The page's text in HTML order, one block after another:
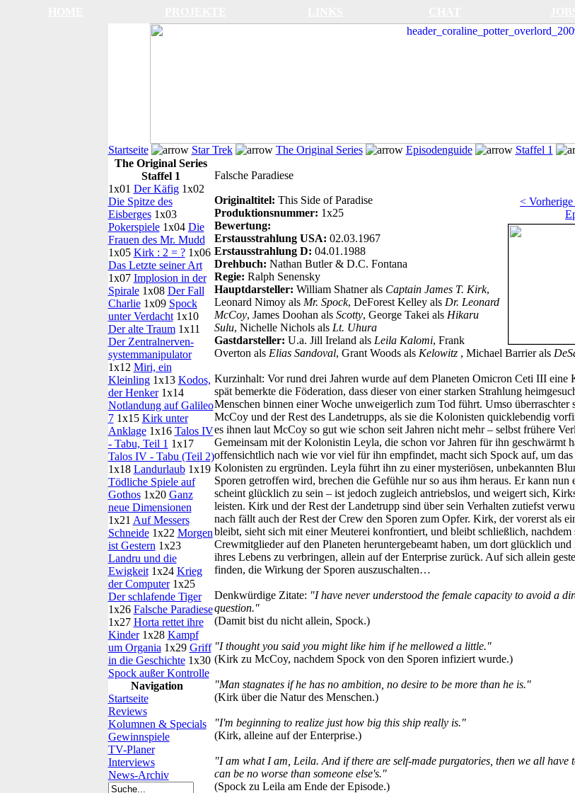
Startseite Star Trek The Original Series Episodenguide Staffel 1
The Original Series
Staffel 1
1x01 Der Käfig1x02
Die Spitze des
Eisberges1x03
Pokerspiele1x04 Die
Frauen des Mr. Mudd
1x05 Kirk : 2 = ?1x06
Das Letzte seiner Art
1x07 Implosion in der
Spirale1x08 Der Fall
Charlie1x09 Spock
unter Verdacht1x10
Der alte Traum1x11
Der Zentral­nerven­
system­manipulator
1x12 Miri, ein
Kleinling1x13 Kodos,
der Henker1x14
Notlandung auf Galileo
71x15 Kirk unter
Anklage1x16 Talos IV
- Tabu, Teil 1 1x17
Talos IV - Tabu (Teil 2)
1x18 Landurlaub1x19
Tödliche Spiele auf
Gothos1x20 Ganz
neue Dimensionen
1x21 Auf Messers
Schneide1x22 Morgen
ist Gestern 1x23
Landru und die
Ewigkeit1x24 Krieg
der Computer1x25
Der schlafende Tiger
1x26 Falsche Paradiese
1x27 Horta rettet ihre
Kinder1x28 Kampf
um Organia 1x29 Griff
in die Geschichte1x30
Spock außer Kontrolle
Navigation
Startseite
Reviews
Kolumnen & Specials
Gewinnspiele
TV-Planer
Interviews
News-Archiv
Falsche Paradiese
<
Originaltitel: This Side of Paradise
Produktionsnummer: 1x25
Bewertung:
Erstausstrahlung USA: 02.03.1967
Erstausstrahlung D: 04.01.1988
Drehbuch: Nathan Butler & D.C. Fontana
Regie: Ralph Senensky
Hauptdarsteller: William Shatner als Captain James T. Kirk,
Leonard Nimoy als Mr. Spock, DeForest Kelley als Dr. Leonard
McCoy, James Doohan als Scotty, George Takei als Hikaru
Sulu, Nichelle Nichols als Lt. Uhura
Gastdarsteller: U.a. Jill Ireland als Leila Kalomi, Frank
Overton als Elias Sandoval, Grant Woods als Kelowitz , Michael Barrier als
Kurzinhalt: Vor rund drei Jahren wurde auf dem Planeten Omicron Ceti III eine
spät bemerkte die Föderation, dass dieser von einer starken Strahlung
Menschen binnen einer Woche unweigerlich zum Tod führt. Umso
McCoy und der Rest des Landetrupps, als sie die Kolonisten quicklebendig
es ihnen laut McCoy so gut wie schon seit Jahren nicht mehr – selbst frühere
Gemeinsam mit der Kolonistin Leyla, die schon vor Jahren für ihn geschwärmt
offensichtlich nach wie vor viel für ihn empfindet, macht sich Spock auf, um das
Kolonisten zu ergründen. Leyla führt ihn zu einer mysteriösen, unbekannten
Sporen getroffen wird, brechen die Gefühle nur so aus ihm heraus. Er kann nun
scheint glücklich zu sein – ist jedoch zugleich antriebslos, und weigert sich,
leisten. Kirk und der Rest der Landetrupp sind über sein Verhalten zutiefst
nach fällt auch der Rest der Crew den Sporen zum Opfer. Kirk, der vorerst als
bleibt, sieht sich mit einer Meuterei konfrontiert, und bleibt schließlich, nachdem
Crewmitglieder auf den Planeten heruntergebeamt haben, um dort glücklich und
ihres Lebens zu verbringen, allein auf der Enterprise zurück. Auf sich allein
finden, die Wirkung der Sporen auszuschalten…
Denkwürdige Zitate: "I have never understood the female capacity to avoid a
question."
(Damit bist du nicht allein, Spock.)
"I thought you said you might like him if he mellowed a little."
(Kirk zu McCoy, nachdem Spock von den Sporen infiziert wurde.)
"Man stagnates if he has no ambition, no desire to be more than he is."
(Kirk über die Natur des Menschen.)
"I'm beginning to realize just how big this ship really is."
(Kirk, alleine auf der Enterprise.)
"I am what I am, Leila. And if there are self-made purgatories, then we all have
can be no worse than someone else's."
(Spock zu Leila am Ende der Episode.)